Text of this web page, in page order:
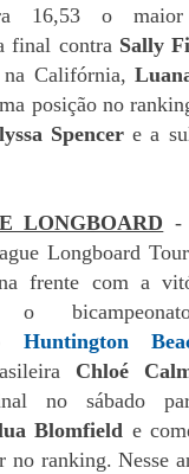
16,53 o
final contra Sally
Califórnia,
posição no
Spencere a
LONGBOARD -
Longboard
frente com a
Huntington
Chloé
no sábado
Blomfield e
no ranking. Nesse